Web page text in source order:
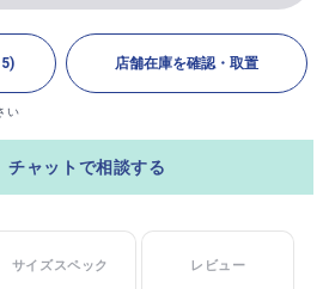
店舗在庫を確認・取置
い
チャットで相談する
サイズスペック レビュー